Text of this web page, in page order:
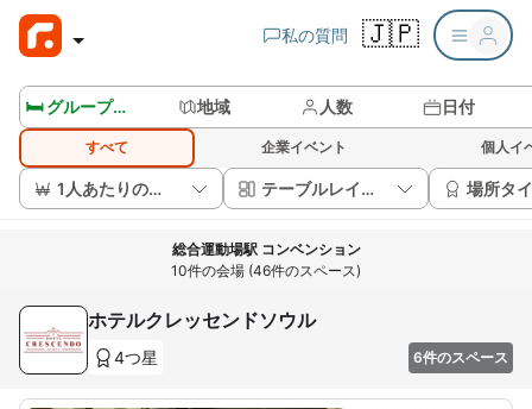
私の質問 🇯🇵
🛏️ グループルームを見る 地域 人数 日付
すべて 企業イベント 個人イ
1人あたりの価格 テーブルレイアウト 場所タ
総合運動場駅 コンベンション
10件の会場 (46件のスペース)
ホテルクレッセンドソウル
4つ星 6件のスペース